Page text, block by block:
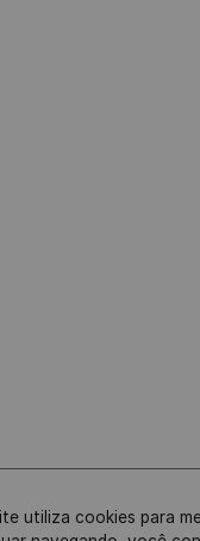
utiliza cookies para